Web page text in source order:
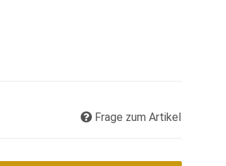
Frage zum Artikel